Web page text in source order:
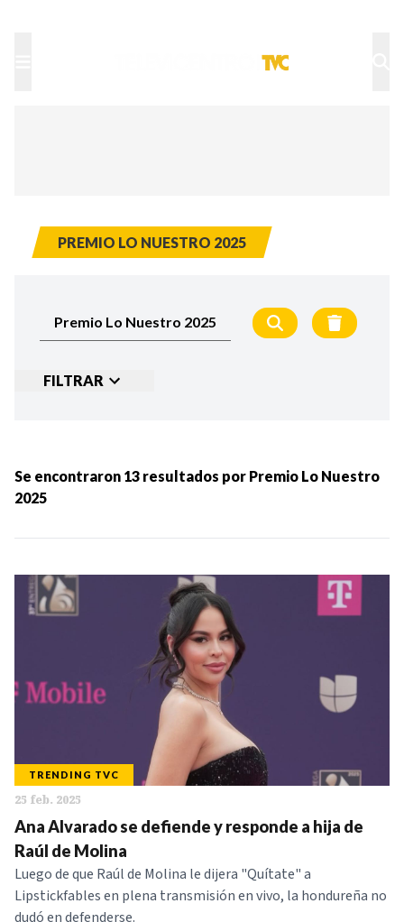
PREMIO LO NUESTRO 2025
FILTRAR
MÁS RECIENTES
IR
Categorias:
NOTICIAS
SERIES
Se encontraron 13 resultados por Premio Lo Nuestro
2025
TRENDING TVC
25 feb. 2025
Ana Alvarado se defiende y responde a hija de
Raúl de Molina
Luego de que Raúl de Molina le dijera "Quítate" a
Lipstickfables en plena transmisión en vivo, la hondureña no
dudó en defenderse.